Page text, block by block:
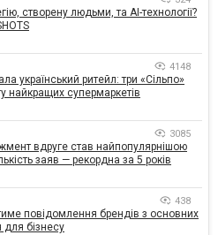
створену людьми, та AI-технології?
4148
український ритейл: три «Сільпо»
найкращих супермаркетів
3085
вдруге став найпопулярнішою
заяв — рекордна за 5 років
438
повідомлення брендів з основних
для бізнесу